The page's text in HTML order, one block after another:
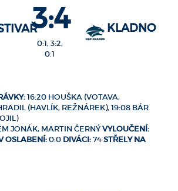
3:4
0:1, 3:2,
0:1
KLADNO
16:20 HOUŠKA (VOTAVA,
(HAVLÍK, REŽNÁREK), 19:08 BÁR
JONÁK, MARTIN ČERNÝVYLOUČENÍ:
OSLABENÍ:0:0 DIVÁCI:74STŘELY NA